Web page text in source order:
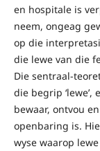
en hospitale is
neem, ongeag
op die
die lewe van die
Die sentraal-
die begrip
bewaar, ontvou
openbaring is.
wyse waarop